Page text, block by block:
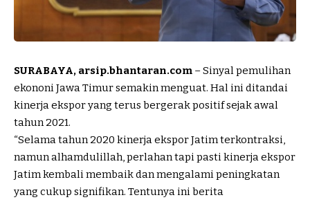
SURABAYA, arsip.bhantaran.com – Sinyal pemulihan
ekononi Jawa Timur semakin menguat. Hal ini ditandai
kinerja ekspor yang terus bergerak positif sejak awal
tahun 2021.
“Selama tahun 2020 kinerja ekspor Jatim terkontraksi,
namun alhamdulillah, perlahan tapi pasti kinerja ekspor
Jatim kembali membaik dan mengalami peningkatan
yang cukup signifikan. Tentunya ini berita